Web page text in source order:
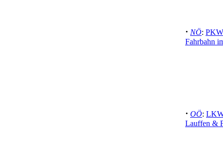
· NÖ:
Fahrbahn
· OÖ:
Lauffen &